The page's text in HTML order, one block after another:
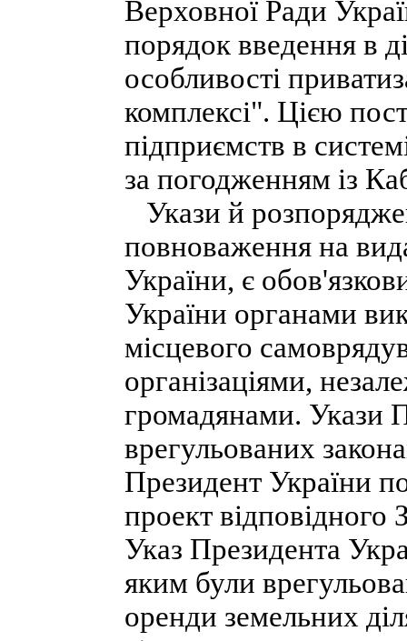
Верховної Ради
порядок введення в
особливості
комплексі". Цією
підприємств в
за погодженням із
Укази й
повноваження на
України, є
України органами
місцевого
організаціями,
громадянами. Укази
врегульованих
Президент України
проект відповідного
Указ Президента
яким були
оренди земельних